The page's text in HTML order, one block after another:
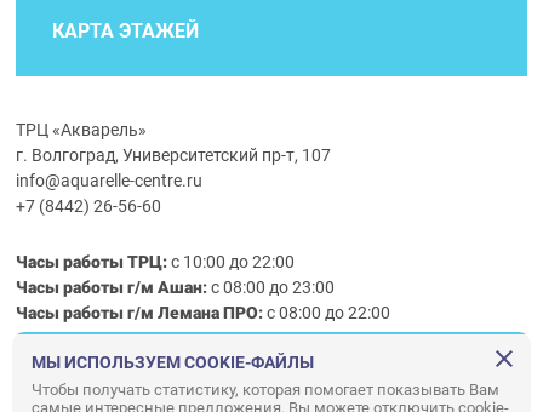
КАРТА ЭТАЖЕЙ
ТРЦ «Акварель»
г. Волгоград, Университетский пр-т, 107
info@aquarelle-centre.ru
+7 (8442) 26-56-60
Часы работы ТРЦ:с 10:00 до 22:00
Часы работы г/м Ашан:с 08:00 до 23:00
Часы работыг/мЛемана ПРО:с 08:00 до 22:00
Правила посещения ТРЦ «Акварель»
МЫ ИСПОЛЬЗУЕМ COOKIE-ФАЙЛЫ
Чтобы получать статистику, которая помогает показывать Вам
самые интересные предложения. Вы можете отключить cookie-